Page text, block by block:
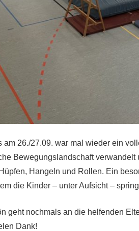
am 26./27.09. war mal wieder ein
Bewegungslandschaft verwandelt
Hangeln und Rollen. Ein
die Kinder – unter Aufsicht –
geht nochmals an die helfenden
Dank!